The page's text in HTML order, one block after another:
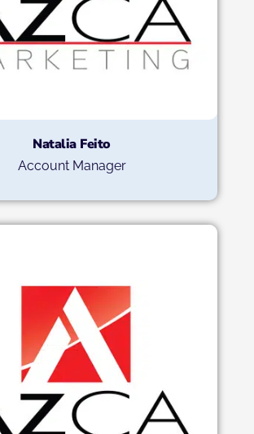
Natalia Feito
Account Manager